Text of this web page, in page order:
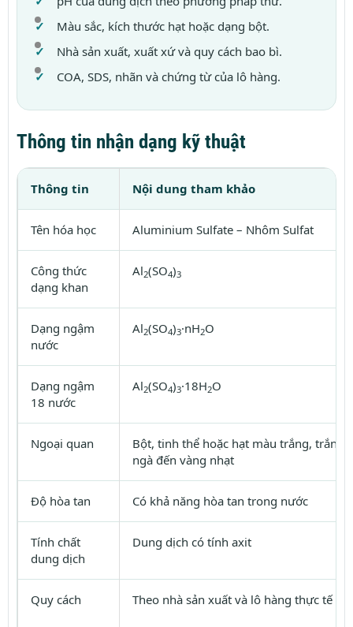
Màu sắc, kích thước hạt hoặc dạng bột.
Nhà sản xuất, xuất xứ và quy cách bao bì.
COA, SDS, nhãn và chứng từ của lô hàng.
Thông tin nhận dạng kỹ thuật
Thông tin Nội dung tham khảo
Tên hóa học Aluminium Sulfate – Nhôm Sulfat
Công thức
dạng khan
Al2(SO4)3
Dạng ngậm
nước
Al2(SO4)3·nH2O
Dạng ngậm
18 nước
Al2(SO4)3·18H2O
Ngoại quan
Bột, tinh thể hoặc hạt màu trắng, trắng
ngà đến vàng nhạt
Độ hòa tan Có khả năng hòa tan trong nước
Tính chất
dung dịch
Dung dịch có tính axit
Quy cách Theo nhà sản xuất và lô hàng thực tế